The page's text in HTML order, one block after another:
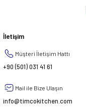
İletişim
Müşteri İletişim Hattı
+90 (501) 031 41 61
Mail ile Bize Ulaşın
info@timcokitchen.com